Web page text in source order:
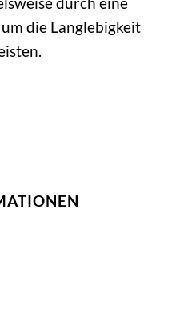
die Langlebigkeit